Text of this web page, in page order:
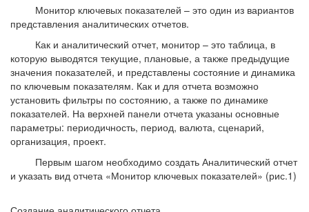
Монитор ключевых показателей – это один из вариантов
представления аналитических отчетов.
Как и аналитический отчет, монитор – это таблица, в
которую выводятся текущие, плановые, а также предыдущие
значения показателей, и представлены состояние и динамика
по ключевым показателям. Как и для отчета возможно
установить фильтры по состоянию, а также по динамике
показателей. На верхней панели отчета указаны основные
параметры: периодичность, период, валюта, сценарий,
организация, проект.
Первым шагом необходимо создать Аналитический отчет
и указать вид отчета «Монитор ключевых показателей» (рис.1)